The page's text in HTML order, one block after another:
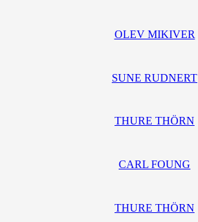
OLEV MIKIVER
SUNE RUDNERT
THURE THÖRN
CARL FOUNG
THURE THÖRN